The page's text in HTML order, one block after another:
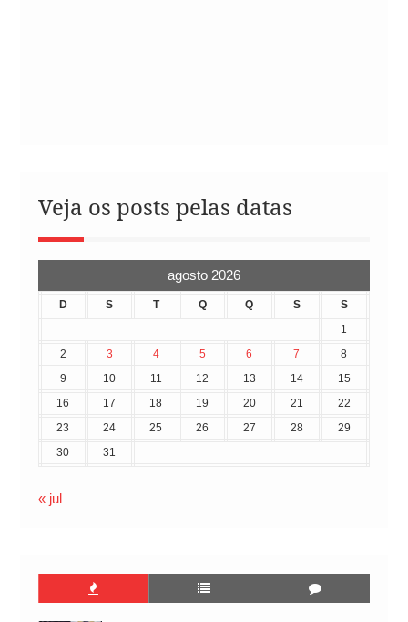
Veja os posts pelas datas
agosto 2026
D S T Q Q S
S
1
2
3 4 5 6 7
8
9
10 11 12 13 14
15
16
17 18 19 20 21
22
23
24 25 26 27 28
29
30
31
« jul